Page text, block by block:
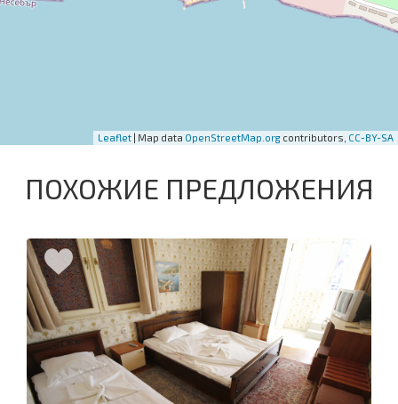
Leaflet | Map data OpenStreetMap.org contributors, CC-BY-SA
ПОХОЖИЕ ПРЕДЛОЖЕНИЯ